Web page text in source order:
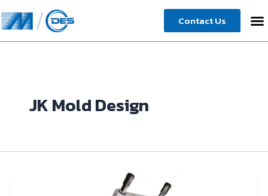
to
content
Contact Us
JK Mold Design